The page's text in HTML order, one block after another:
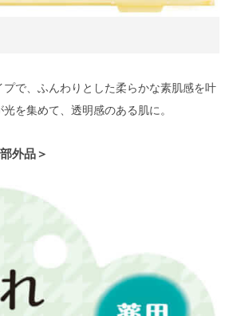
で、ふんわりとした柔らかな素肌感を叶
を集めて、透明感のある肌に。
外品＞